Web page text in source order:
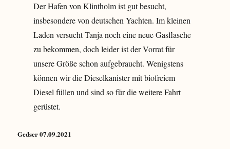
Der Hafen von Klintholm ist gut besucht,
insbesondere von deutschen Yachten. Im kleinen
Laden versucht Tanja noch eine neue Gasflasche
zu bekommen, doch leider ist der Vorrat für
unsere Größe schon aufgebraucht. Wenigstens
können wir die Dieselkanister mit biofreiem
Diesel füllen und sind so für die weitere Fahrt
gerüstet.
Gedser 07.09.2021